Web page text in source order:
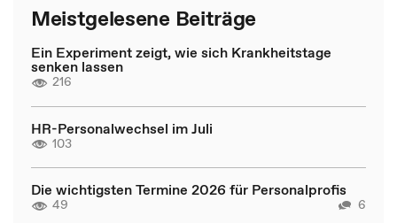
Meistgelesene Beiträge
Ein Experiment zeigt, wie sich Krankheitstage
senken lassen
216
HR-Personalwechsel im Juli
103
Die wichtigsten Termine 2026 für Personalprofis
49 6